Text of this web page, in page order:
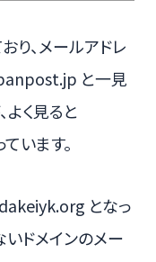
り、メールアドレ
と一見
よく見ると
います。
となっ
いドメインのメー